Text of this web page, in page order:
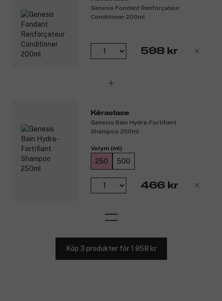
Genesis Fondant Renforçateur
Conditioner 200ml
598 kr
Kérastase
Genesis Bain Hydra-Fortifiant
Shampoo 250ml
Volym (ml)
250 500
466 kr
Köp 3 produkter för 1 858 kr